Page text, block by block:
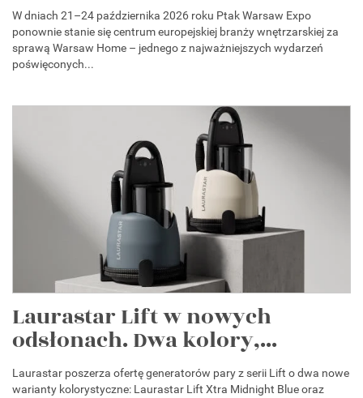
W dniach 21–24 października 2026 roku Ptak Warsaw Expo
ponownie stanie się centrum europejskiej branży wnętrzarskiej za
sprawą Warsaw Home – jednego z najważniejszych wydarzeń
poświęconych...
Laurastar Lift w nowych
odsłonach. Dwa kolory,...
Laurastar poszerza ofertę generatorów pary z serii Lift o dwa nowe
warianty kolorystyczne: Laurastar Lift Xtra Midnight Blue oraz